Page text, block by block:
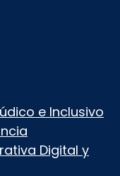
e Inclusivo
Digital y